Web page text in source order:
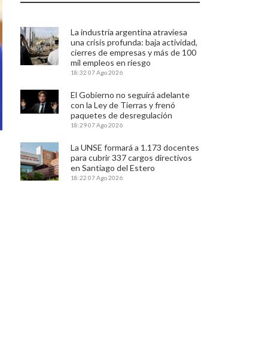
La industria argentina atraviesa
una crisis profunda: baja actividad,
cierres de empresas y más de 100
mil empleos en riesgo
18:32 07 Ago 2026
El Gobierno no seguirá adelante
con la Ley de Tierras y frenó
paquetes de desregulación
18:2907 Ago 2026
La UNSE formará a 1.173 docentes
para cubrir 337 cargos directivos
en Santiago del Estero
18:22 07 Ago 2026